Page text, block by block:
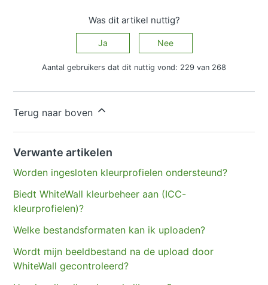
Was dit artikel nuttig?
Ja Nee
Aantal gebruikers dat dit nuttig vond: 229 van 268
Terug naar boven
Verwante artikelen
Worden ingesloten kleurprofielen ondersteund?
Biedt WhiteWall kleurbeheer aan (ICC-
kleurprofielen)?
Welke bestandsformaten kan ik uploaden?
Wordt mijn beeldbestand na de upload door
WhiteWall gecontroleerd?